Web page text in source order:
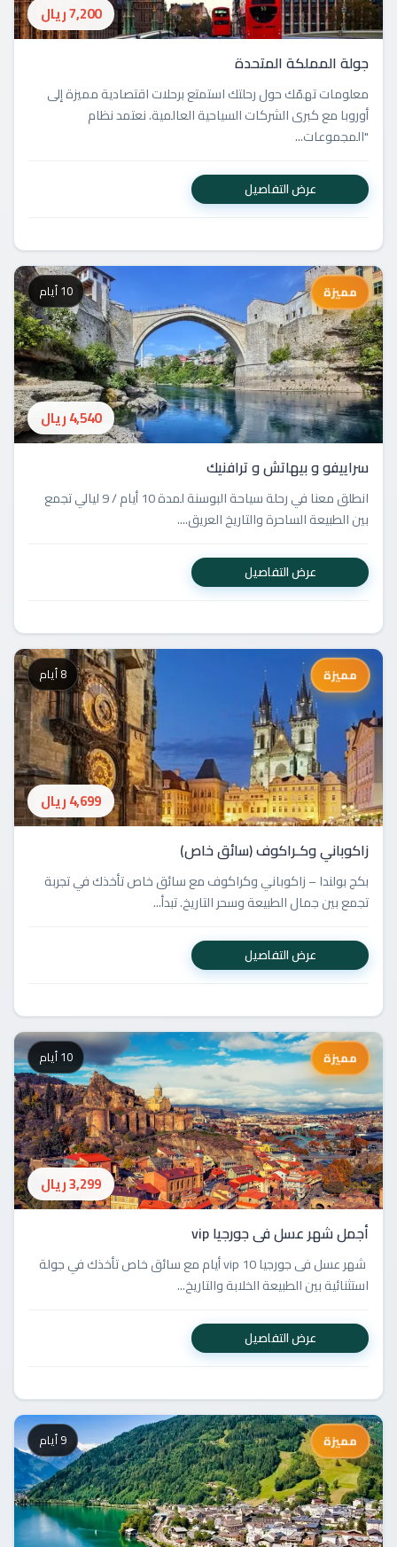
7,200 ريال
جولة المملكة المتحدة
معلومات تهمّك حول رحلتك استمتع برحلات اقتصادية مميزة إلى
أوروبا مع كبرى الشركات السياحية العالمية. نعتمد نظام
"المجموعات...
عرض التفاصيل
مميزة 10 أيام
4,540 ريال
سراييفو و بيهاتش و ترافنيك
انطلق معنا في رحلة سياحة البوسنة لمدة 10 أيام / 9 ليالي تجمع
بين الطبيعة الساحرة والتاريخ العريق....
عرض التفاصيل
مميزة 8 أيام
4,699 ريال
زاكوباني وكـراكوف (سائق خاص)
بكج بولندا – زاكوباني وكراكوف مع سائق خاص تأخذك في تجربة
تجمع بين جمال الطبيعة وسحر التاريخ. تبدأ...
عرض التفاصيل
مميزة 10 أيام
3,299 ريال
أجمل شهر عسل فى جورجيا vip
شهر عسل فى جورجيا vip 10 أيام مع سائق خاص تأخذك في جولة
استثنائية بين الطبيعة الخلابة والتاريخ...
عرض التفاصيل
مميزة 9 أيام